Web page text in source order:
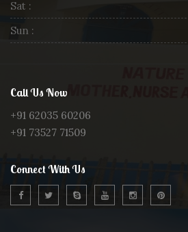
Sat :
Sun :
Call Us Now
+91 62035 60206
+91 73527 71509
Connect With Us